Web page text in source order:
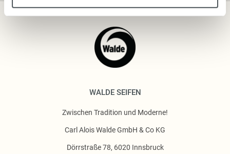
WALDE SEIFEN
Zwischen Tradition und Moderne!
Carl Alois Walde GmbH & Co KG
Dörrstraße 78, 6020 Innsbruck